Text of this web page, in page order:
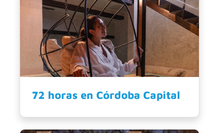
72 horas en Córdoba Capital